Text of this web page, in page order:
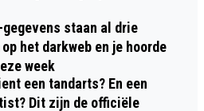
gegevens staan al drie
het darkweb en je hoorde
week
een tandarts? En een
Dit zijn de officiële